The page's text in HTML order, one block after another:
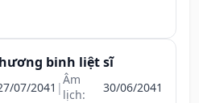
binh liệt sĩ
07/2041 |Âm
lịch:
30/06/2041